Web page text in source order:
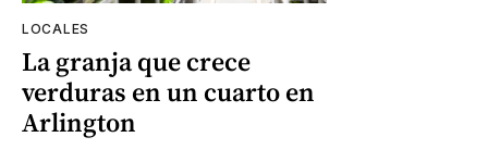
LOCALES
La granja que crece
verduras en un cuarto en
Arlington